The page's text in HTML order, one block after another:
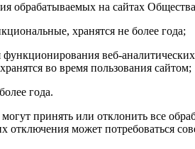
обрабатываемых на сайтах
хранятся не более года;
веб-
во время пользования сайтом;
года.
принять или отклонить все
отключения может потребоваться